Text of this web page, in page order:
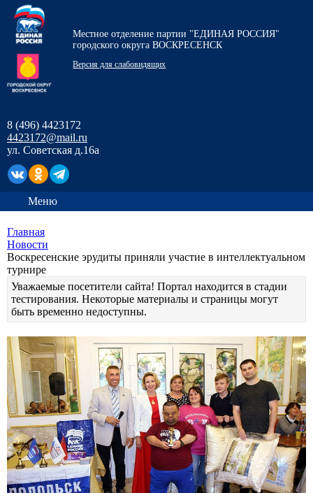
Местное отделение партии "ЕДИНАЯ РОССИЯ"
городского округа ВОСКРЕСЕНСК
Версия для слабовидящих
8 (496) 4423172
4423172@mail.ru
ул. Советская д.16а
Меню
Главная
Новости
Воскресенские эрудиты приняли участие в интеллектуальном
турнире
Уважаемые посетители сайта! Портал находится в стадии
тестирования. Некоторые материалы и страницы могут
быть временно недоступны.